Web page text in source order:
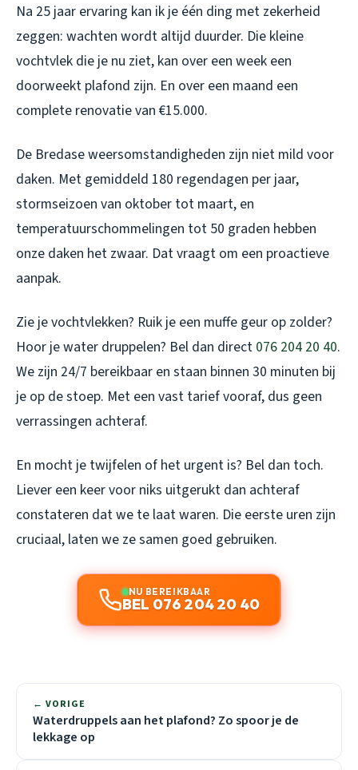
Na 25 jaar ervaring kan ik je één ding met zekerheid
zeggen: wachten wordt altijd duurder. Die kleine
vochtvlek die je nu ziet, kan over een week een
doorweekt plafond zijn. En over een maand een
complete renovatie van €15.000.
De Bredase weersomstandigheden zijn niet mild voor
daken. Met gemiddeld 180 regendagen per jaar,
stormseizoen van oktober tot maart, en
temperatuurschommelingen tot 50 graden hebben
onze daken het zwaar. Dat vraagt om een proactieve
aanpak.
Zie je vochtvlekken? Ruik je een muffe geur op zolder?
Hoor je water druppelen? Bel dan direct 076 204 20 40.
We zijn 24/7 bereikbaar en staan binnen 30 minuten bij
je op de stoep. Met een vast tarief vooraf, dus geen
verrassingen achteraf.
En mocht je twijfelen of het urgent is? Bel dan toch.
Liever een keer voor niks uitgerukt dan achteraf
constateren dat we te laat waren. Die eerste uren zijn
cruciaal, laten we ze samen goed gebruiken.
NU BEREIKBAAR
BEL 076 204 20 40
← VORIGE
Waterdruppels aan het plafond? Zo spoor je de
lekkage op